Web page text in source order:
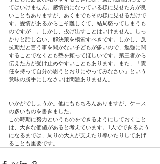
てはいけません。感情的になっている様に見せた方が良
いこともありますが、あくまでもその様に見せるだけで
す。愛情があるからこそ難しくて、結局怒ってしまうも
のですが…。しかし、投げ出すことはいけません。しっ
かりと話し合い、解決策を模索すべきです。しかし、反
抗期だと言う事を聞かない子どもが多いので、勉強に関
することでなくとも塾を頼ってほしいです。第三者から
伝えた方が受け止めやすいこともあります。また、「責
任を持って自分の思うとおりにやってみなさい」という
意味の勝手にしなさいは問題ありません。
いかがでしょうか。他にももちろんありますが、ケース
の多いものを書きました。
この時期に努力というものをできるようにしておくこと
は、大きな価値があると考えています。1人でできるよう
になるまでは、周りの大人が支えたり導いたりしてあげ
ることも重要です。